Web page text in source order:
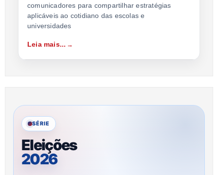
comunicadores para compartilhar estratégias
aplicáveis ao cotidiano das escolas e
universidades
Leia mais...
SÉRIE
Eleições
2026